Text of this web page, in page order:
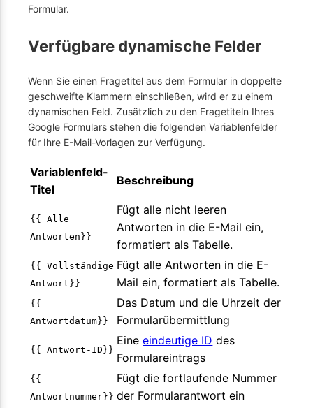
Formular.
Verfügbare dynamische Felder
Wenn Sie einen Fragetitel aus dem Formular in doppelte
geschweifte Klammern einschließen, wird er zu einem
dynamischen Feld. Zusätzlich zu den Fragetiteln Ihres
Google Formulars stehen die folgenden Variablenfelder
für Ihre E-Mail-Vorlagen zur Verfügung.
Variablenfeld-
Titel
Beschreibung
{{ Alle
Antworten}}
Fügt alle nicht leeren
Antworten in die E-Mail ein,
formatiert als Tabelle.
{{ Vollständige
Antwort}}
Fügt alle Antworten in die E-
Mail ein, formatiert als Tabelle.
{{
Antwortdatum}}
Das Datum und die Uhrzeit der
Formularübermittlung
{{ Antwort-ID}}
Eineeindeutige ID des
Formulareintrags
{{
Antwortnummer}}
Fügt die fortlaufende Nummer
der Formularantwort ein